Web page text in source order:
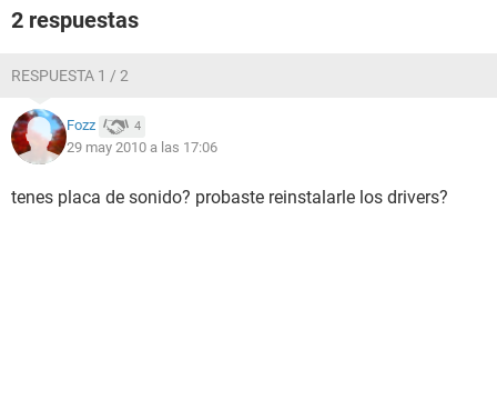
2 respuestas
RESPUESTA 1 / 2
Fozz 4
29 may 2010 a las 17:06
tenes placa de sonido? probaste reinstalarle los drivers?